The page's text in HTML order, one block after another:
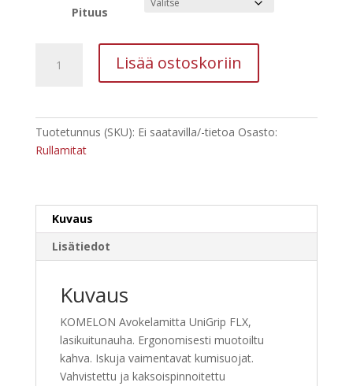
69,90 €
Pituus
Avokelamitta
Lisää ostoskoriin
Tuotetunnus (SKU): Ei saatavilla/-tietoa Osasto:
Rullamitat
Kuvaus
Lisätiedot
Kuvaus
KOMELON Avokelamitta UniGrip FLX,
lasikuitunauha. Ergonomisesti muotoiltu
kahva. Iskuja vaimentavat kumisuojat.
Vahvistettu ja kaksoispinnoitettu